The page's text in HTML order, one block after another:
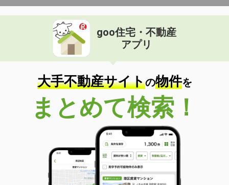
goo住宅・不動産
アプリ
大手不動産サイトの物件を
まとめて検索！